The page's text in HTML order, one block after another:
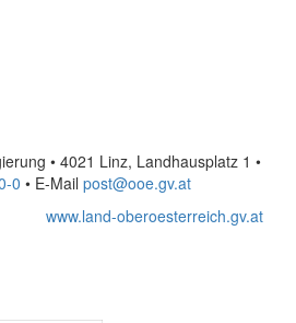
• 4021 Linz, Landhausplatz 1 •
0 • E-Mail post@ooe.gv.at
www.land-oberoesterreich.gv.at